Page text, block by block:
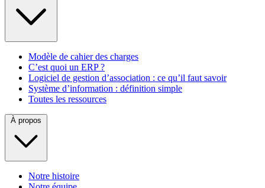
Modèle de cahier des charges
C’est quoi un ERP ?
Logiciel de gestion d’association : ce qu’il faut savoir
Système d’information : définition simple
Toutes les ressources
Notre histoire